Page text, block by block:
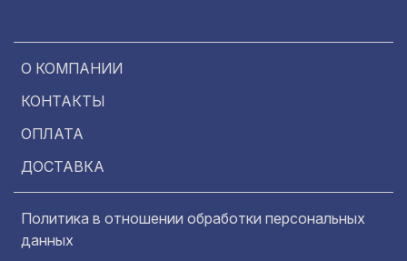
О КОМПАНИИ
КОНТАКТЫ
ОПЛАТА
ДОСТАВКА
Политика в отношении обработки персональных
данных